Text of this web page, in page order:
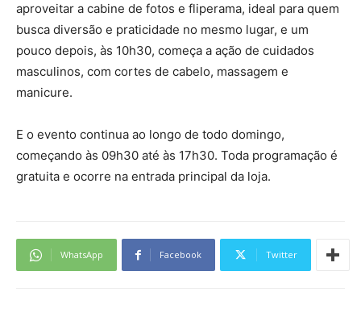
aproveitar a cabine de fotos e fliperama, ideal para quem
busca diversão e praticidade no mesmo lugar, e um
pouco depois, às 10h30, começa a ação de cuidados
masculinos, com cortes de cabelo, massagem e
manicure.
E o evento continua ao longo de todo domingo,
começando às 09h30 até às 17h30. Toda programação é
gratuita e ocorre na entrada principal da loja.
WhatsApp Facebook Twitter